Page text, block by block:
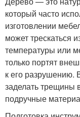
который часто
изготовлении
может трескаться
температуры или
только портят
к его разрушению.
заделать трещины
подручные